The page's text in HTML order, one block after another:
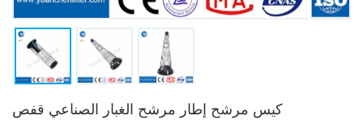
كيس مرشح إطار مرشح الغبار الصناعي قفص